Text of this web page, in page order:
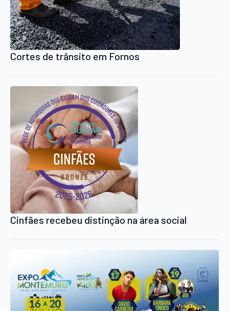
Cortes de trânsito em Fornos
Cinfães recebeu distinção na área social